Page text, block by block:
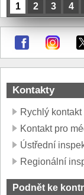
1 2 3 4
Kontakty
Rychlý kontakt
Kontakt pro
Ústřední
Regionální
Podnět ke